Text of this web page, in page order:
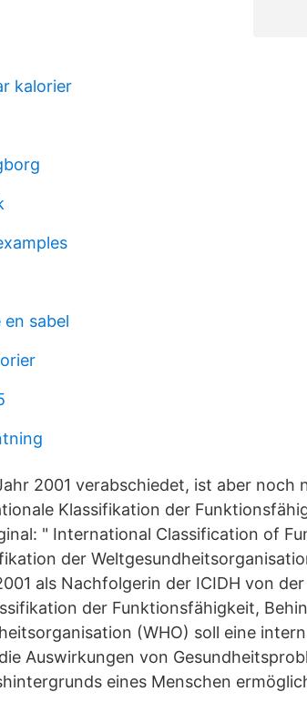
kalorier
sabel
2001 verabschiedet, ist aber noch
Klassifikation der
" International Classification of
der
als Nachfolgerin der ICIDH von
der Funktionsfähigkeit,
(WHO) soll eine
Auswirkungen von
eines Menschen